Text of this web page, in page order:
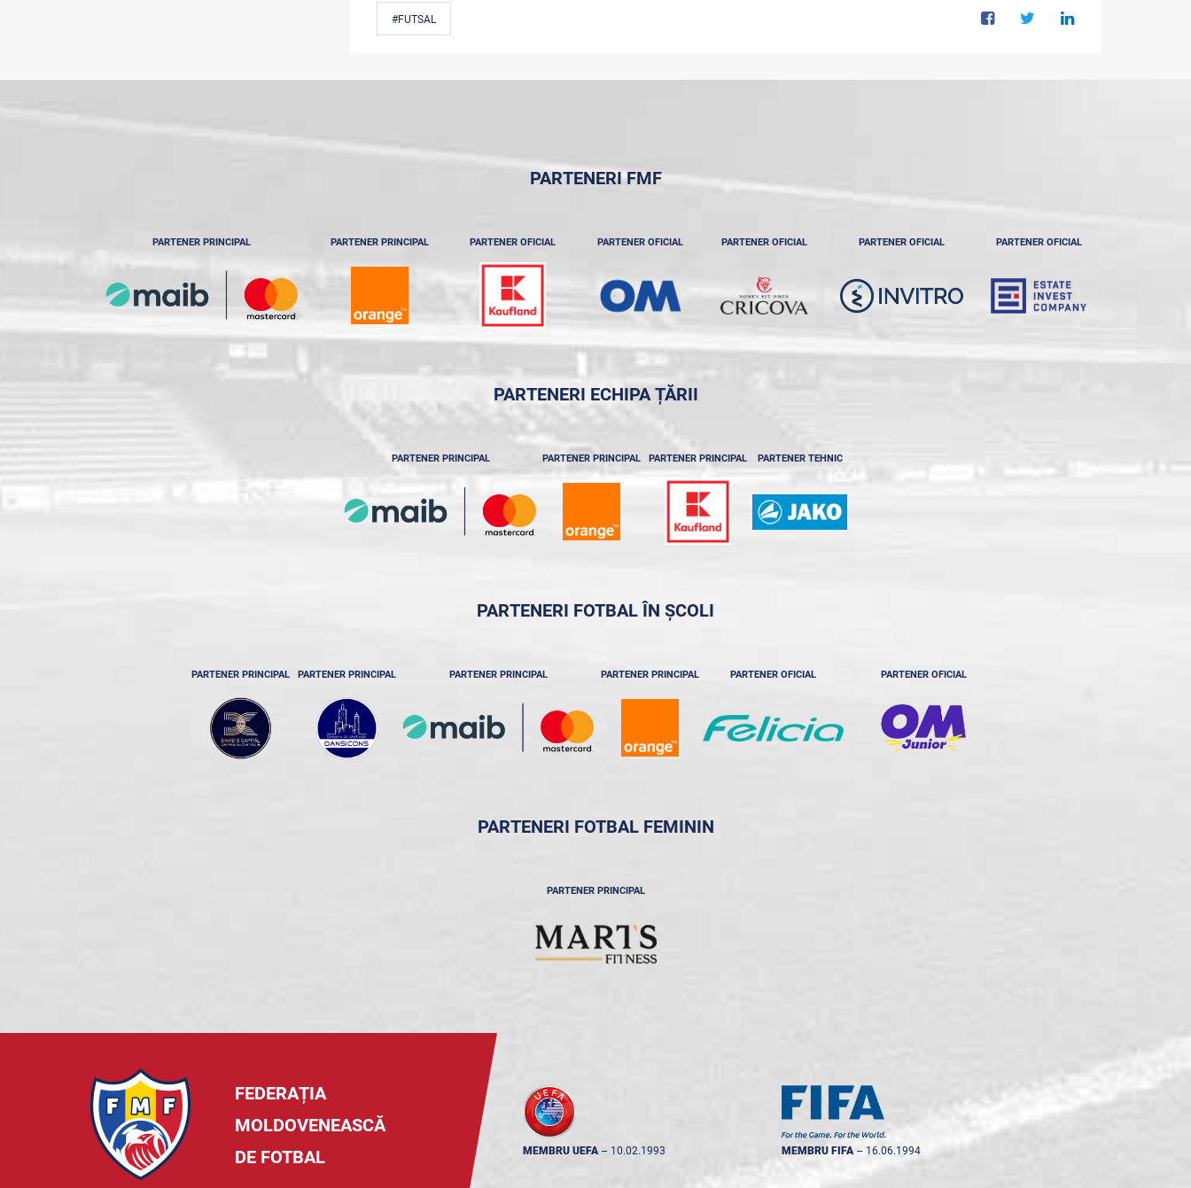
#FUTSAL
PARTENERI FMF
PARTENER PRINCIPAL PARTENER PRINCIPAL PARTENER OFICIAL PARTENER OFICIAL PARTENER OFICIAL PARTENER OFICIAL PARTENER OFICIAL
PARTENERI ECHIPA ȚĂRII
PARTENER PRINCIPAL PARTENER PRINCIPAL PARTENER PRINCIPAL PARTENER TEHNIC
PARTENERI FOTBAL ÎN ȘCOLI
PARTENER PRINCIPAL PARTENER PRINCIPAL PARTENER PRINCIPAL PARTENER PRINCIPAL PARTENER OFICIAL PARTENER OFICIAL
PARTENERI FOTBAL FEMININ
PARTENER PRINCIPAL
FEDERAȚIA
MOLDOVENEASCĂ
DE FOTBAL
MEMBRU UEFA -- 10.02.1993 MEMBRU FIFA -- 16.06.1994